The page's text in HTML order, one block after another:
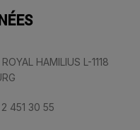
HAMILIUS L-1118
451 30 55